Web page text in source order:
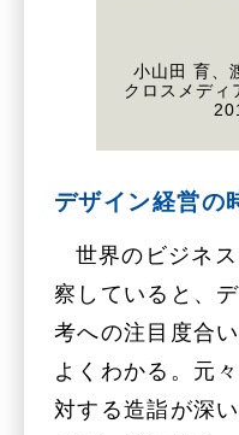
小山田 育、
クロスメディ
デザイン経営の
世界のビジネ
察していると、
考への注目度合
よくわかる。元
対する造詣が深